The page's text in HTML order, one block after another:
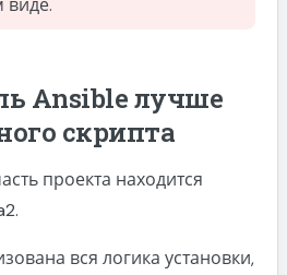
Ansible лучше
скрипта
проекта находится
вся логика установки,